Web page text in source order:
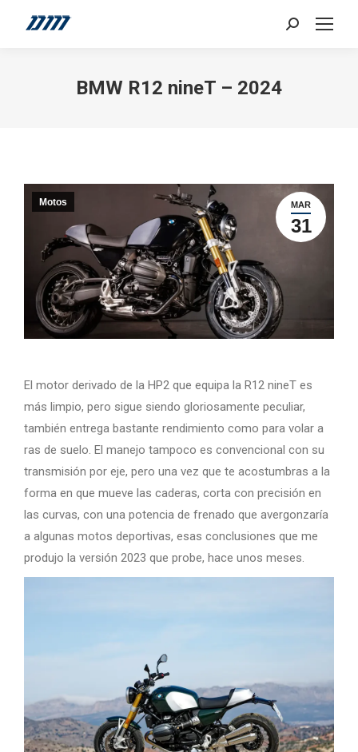
Search:
BMW R12 nineT – 2024
MAR
31
Motos
El motor derivado de la HP2 que equipa la R12 nineT es
más limpio, pero sigue siendo gloriosamente peculiar,
también entrega bastante rendimiento como para volar a
ras de suelo. El manejo tampoco es convencional con su
transmisión por eje, pero una vez que te acostumbras a la
forma en que mueve las caderas, corta con precisión en
las curvas, con una potencia de frenado que avergonzaría
a algunas motos deportivas, esas conclusiones que me
produjo la versión 2023 que probe, hace unos meses.